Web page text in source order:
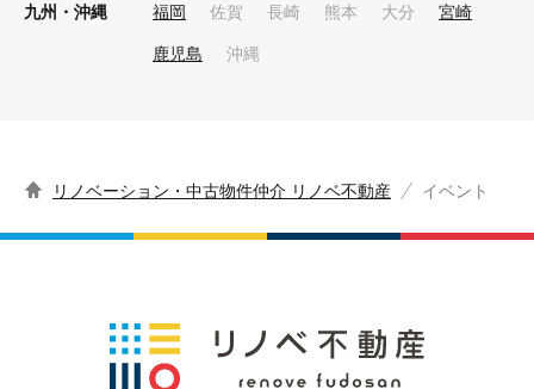
九州・沖縄 福岡 佐賀 長崎 熊本 大分 宮崎
鹿児島 沖縄
リノベーション・中古物件仲介 リノベ不動産 イベント